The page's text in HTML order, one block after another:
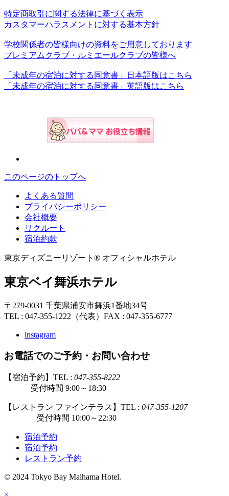
特定商取引に関する法律に基づく表示
カスタマーハラスメントに対する基本方針
学校関係者の皆様向けの資料をご用意しております
プレミアムクラブ・ルミエールクラブの皆様へ
「未成年の宿泊に対する同意書」日本語版はこちら
「未成年の宿泊に対する同意書」英語版はこちら
このページのトップへ
よくある質問
プライバシーポリシー
会社概要
リクルート
宿泊約款
東京ディズニーリゾート® オフィシャルホテル
東京ベイ舞浜ホテル
〒279-0031 千葉県浦安市舞浜1番地34号
TEL : 047-355-1222（代表） FAX : 047-355-6777
instagram
お電話でのご予約・お問い合わせ
【宿泊予約】TEL : 047-355-8222
受付時間 9:00～18:30
【レストラン ファインテラス】TEL : 047-355-1207
受付時間 10:00～22:30
宿泊予約
宿泊予約
レストラン予約
© 2024 Tokyo Bay Maihama Hotel.
×